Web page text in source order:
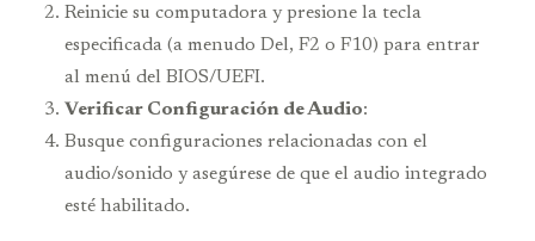
Reinicie su computadora y presione la tecla
especificada (a menudo Del, F2 o F10) para entrar
al menú del BIOS/UEFI.
Verificar Configuración de Audio:
Busque configuraciones relacionadas con el
audio/sonido y asegúrese de que el audio integrado
esté habilitado.